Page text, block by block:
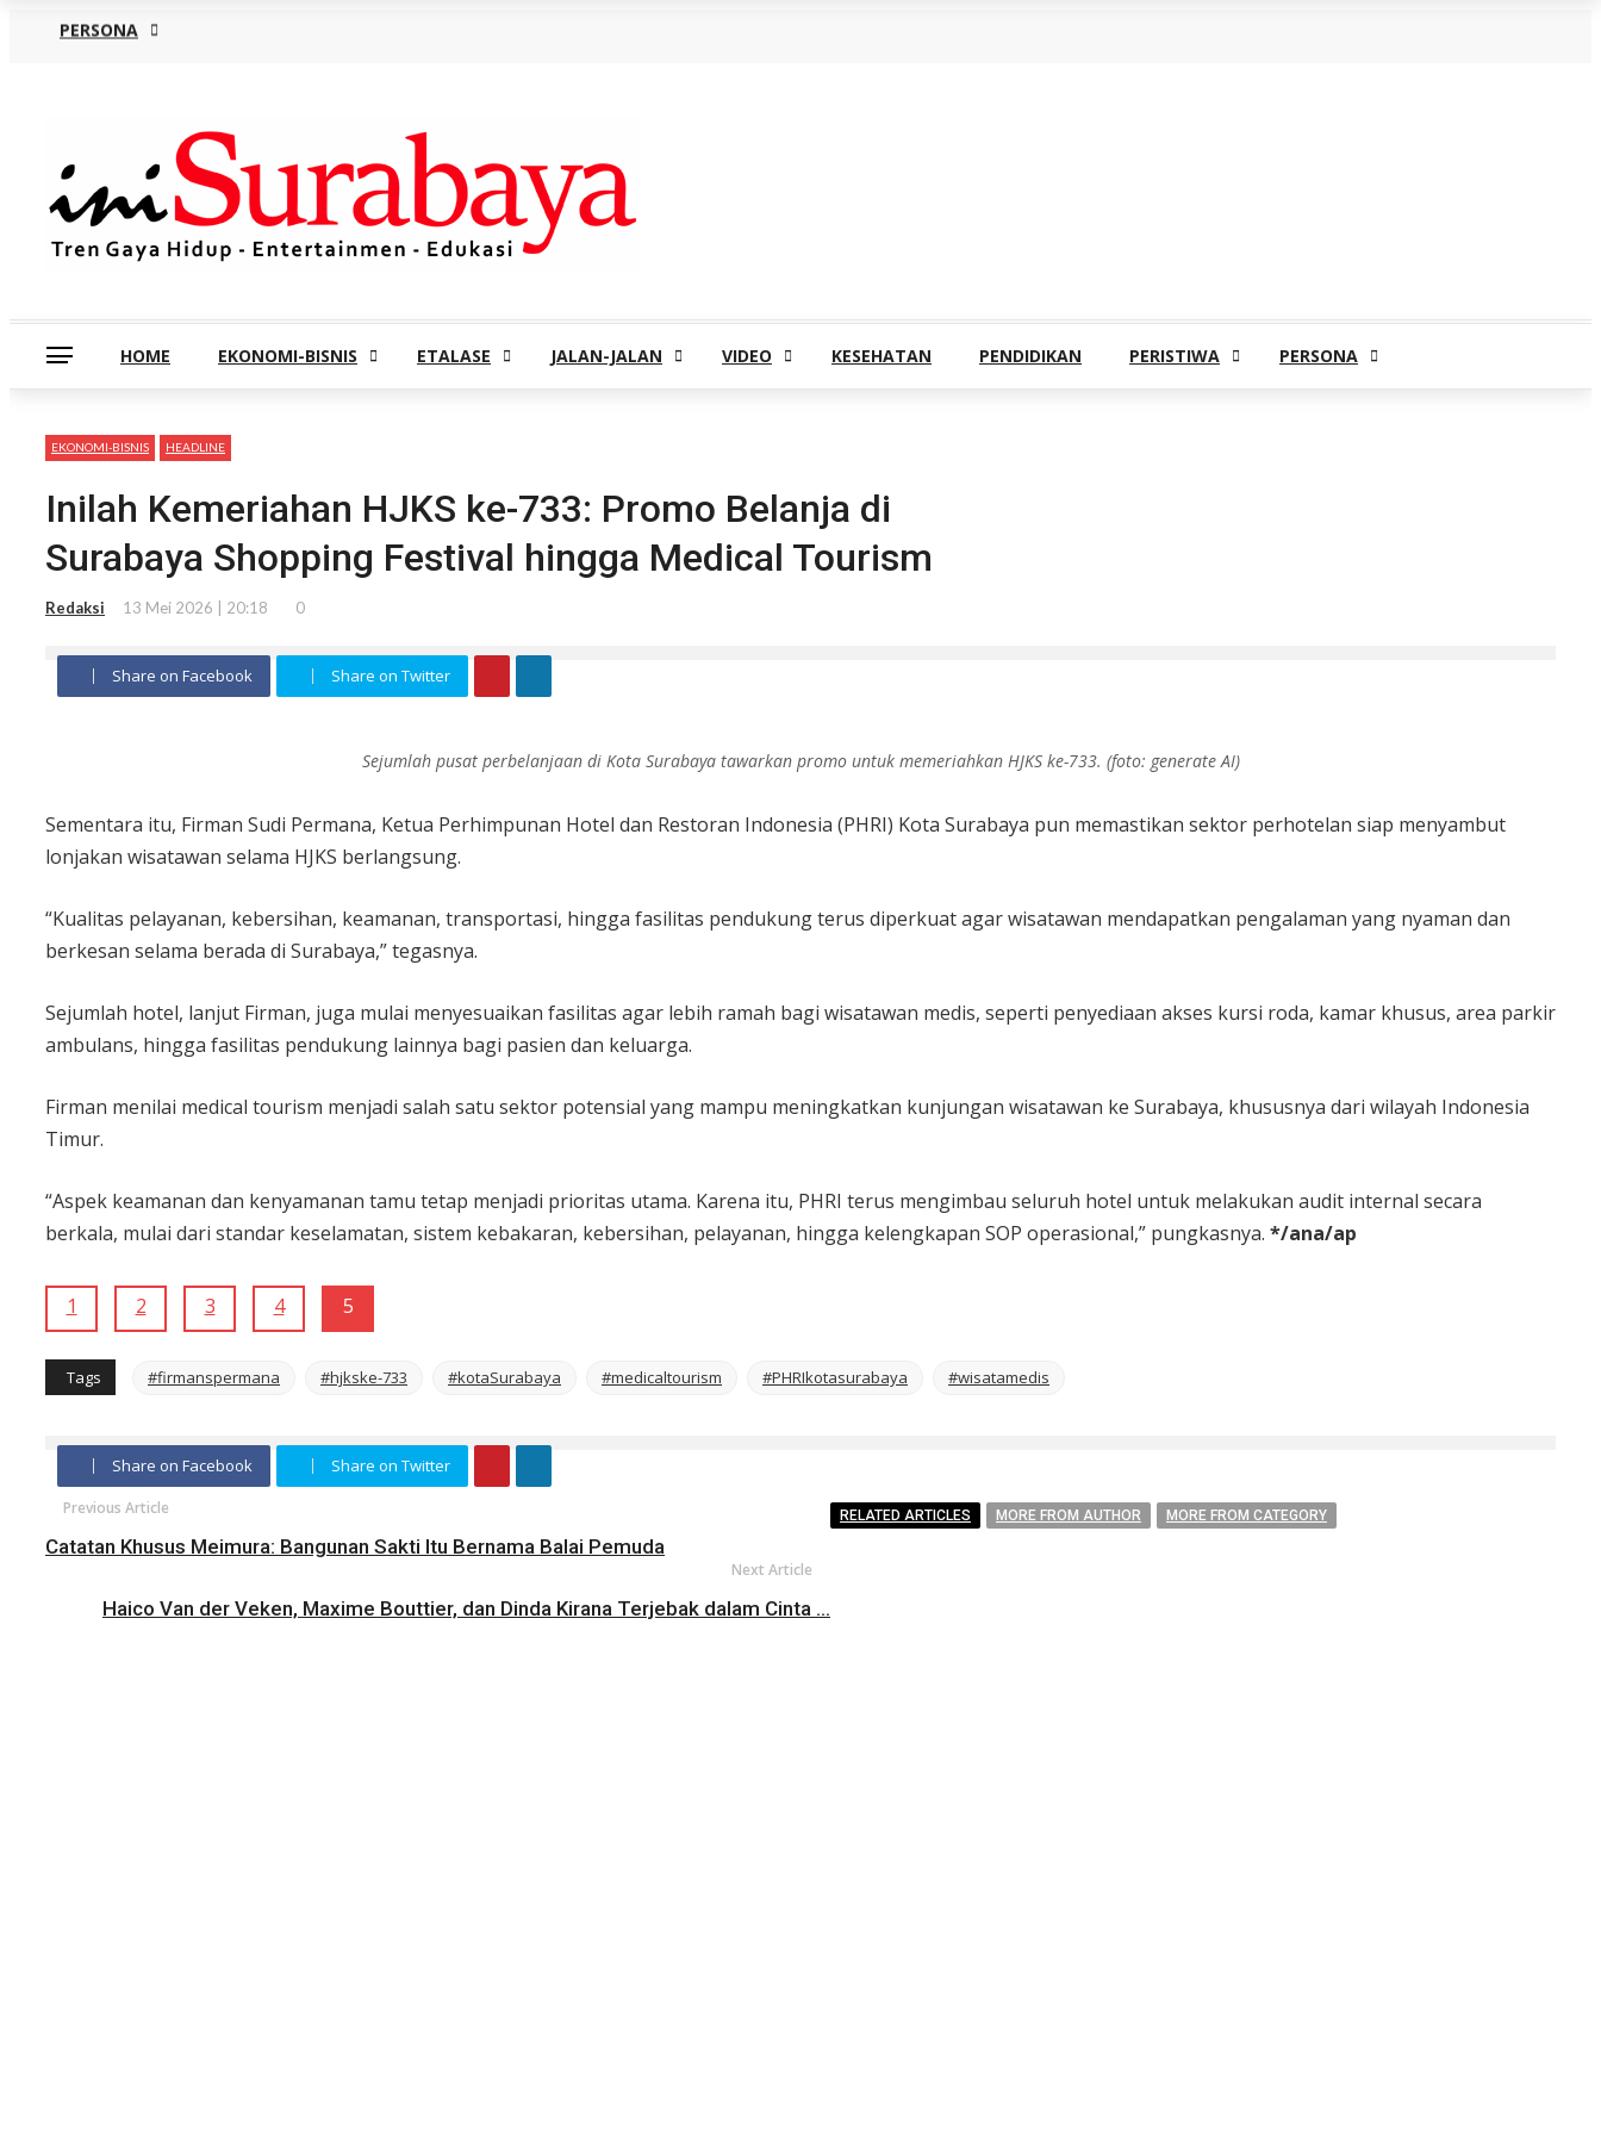
HOME EKONOMI-BISNIS ETALASE JALAN-JALAN VIDEO KESEHATAN PENDIDIKAN PERISTIWA PERSONA
PERSONA
EKONOMI-BISNIS HEADLINE
Inilah Kemeriahan HJKS ke-733: Promo Belanja di
Surabaya Shopping Festival hingga Medical Tourism
Redaksi 13 Mei 2026 | 20:18 0
Share on Facebook Share on Twitter
Sejumlah pusat perbelanjaan di Kota Surabaya tawarkan promo untuk memeriahkan HJKS ke-733. (foto: generate AI)
Sementara itu, Firman Sudi Permana, Ketua Perhimpunan Hotel dan Restoran Indonesia (PHRI) Kota Surabaya pun memastikan sektor perhotelan siap menyambut
lonjakan wisatawan selama HJKS berlangsung.
“Kualitas pelayanan, kebersihan, keamanan, transportasi, hingga fasilitas pendukung terus diperkuat agar wisatawan mendapatkan pengalaman yang nyaman dan
berkesan selama berada di Surabaya,” tegasnya.
Sejumlah hotel, lanjut Firman, juga mulai menyesuaikan fasilitas agar lebih ramah bagi wisatawan medis, seperti penyediaan akses kursi roda, kamar khusus, area parkir
ambulans, hingga fasilitas pendukung lainnya bagi pasien dan keluarga.
Firman menilai medical tourism menjadi salah satu sektor potensial yang mampu meningkatkan kunjungan wisatawan ke Surabaya, khususnya dari wilayah Indonesia
Timur.
“Aspek keamanan dan kenyamanan tamu tetap menjadi prioritas utama. Karena itu, PHRI terus mengimbau seluruh hotel untuk melakukan audit internal secara
berkala, mulai dari standar keselamatan, sistem kebakaran, kebersihan, pelayanan, hingga kelengkapan SOP operasional,” pungkasnya. */ana/ap
1 2 3 4 5
Tags #firmanspermana #hjkske-733 #kotaSurabaya #medicaltourism #PHRIkotasurabaya #wisatamedis
Share on Facebook Share on Twitter
Previous Article
Catatan Khusus Meimura: Bangunan Sakti Itu Bernama Balai Pemuda
Next Article
Haico Van der Veken, Maxime Bouttier, dan Dinda Kirana Terjebak dalam Cinta ...
RELATED ARTICLES MORE FROM AUTHOR MORE FROM CATEGORY